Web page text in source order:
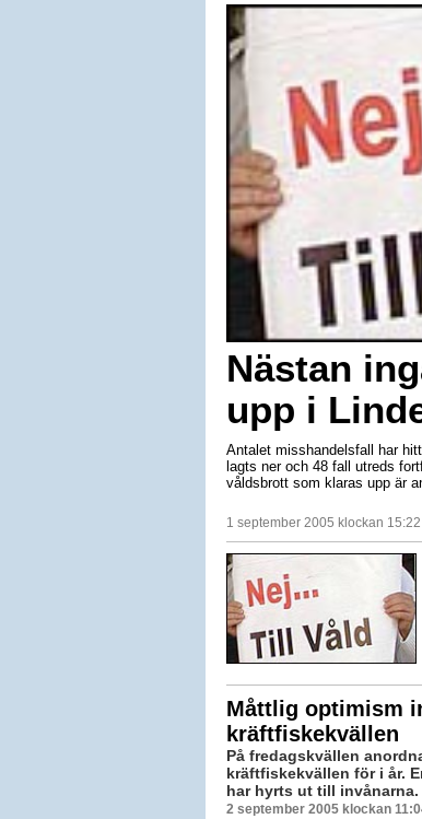
Nästan
upp i
Antalet misshandelsfall har
lagts ner och 48 fall utreds
våldsbrott som klaras upp är
1 september 2005 klockan
Måttlig optimism
kräftfiskekvällen
På fredagskvällen
kräftfiskekvällen för i år.
har hyrts ut till invånarna.
2 september 2005 klockan